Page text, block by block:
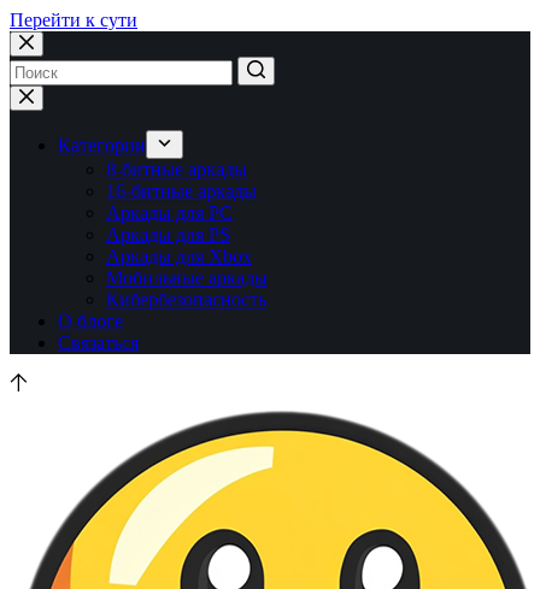
Перейти к сути
Ничего
не
найденоКатегории
8-битные аркады
16-битные аркады
Аркады для PC
Аркады для PS
Аркады для Xbox
Мобильные аркады
Кибербезопасность
О блоге
Связаться